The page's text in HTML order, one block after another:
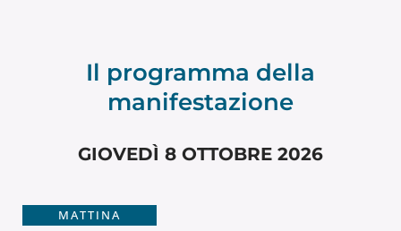
Il programma della
manifestazione
GIOVEDÌ 8 OTTOBRE 2026
MATTINA